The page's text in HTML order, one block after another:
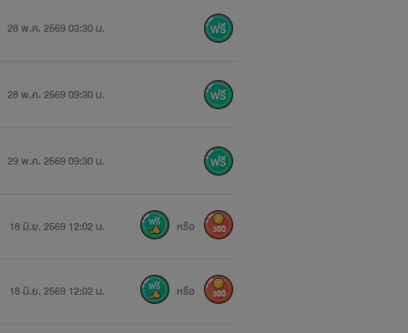
28 พ.ค. 2569 03:30 น.
28 พ.ค. 2569 09:30 น.
29 พ.ค. 2569 09:30 น.
18 มิ.ย. 2569 12:02 น. หรือ 300
18 มิ.ย. 2569 12:02 น. หรือ 300